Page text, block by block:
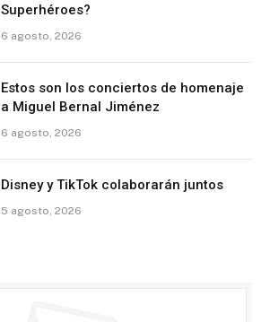
Superhéroes?
6 agosto, 2026
Estos son los conciertos de homenaje
a Miguel Bernal Jiménez
6 agosto, 2026
Disney y TikTok colaborarán juntos
5 agosto, 2026